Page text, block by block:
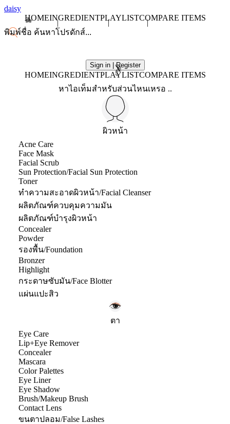
daisy
HOMEINGREDIENTPLAYLISTCOMPARE ITEMS
Sign in | Register
X
HOMEINGREDIENTPLAYLISTCOMPARE ITEMS
หาไอเท็มสำหรับส่วนไหนเหรอ ..
ผิวหน้า
Acne Care
Face Mask
Facial Scrub
Sun Protection/Facial Sun Protection
Toner
ทำความสะอาดผิวหน้า/Facial Cleanser
ผลิตภัณฑ์ควบคุมความมัน
ผลิตภัณฑ์บำรุงผิวหน้า
Concealer
Powder
รองพื้น/Foundation
Bronzer
Highlight
กระดาษซับมัน/Face Blotter
แผ่นแปะสิว
ตา
Eye Care
Lip+Eye Remover
Concealer
Mascara
Color Palettes
Eye Liner
Eye Shadow
Brush/Makeup Brush
Contact Lens
ขนตาปลอม/False Lashes